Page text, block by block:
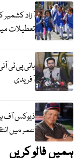
آزاد کشمیر
تعطیلات
بانی پی ٹی
آفریدی
عمر میں
ہمیں فالو کریں